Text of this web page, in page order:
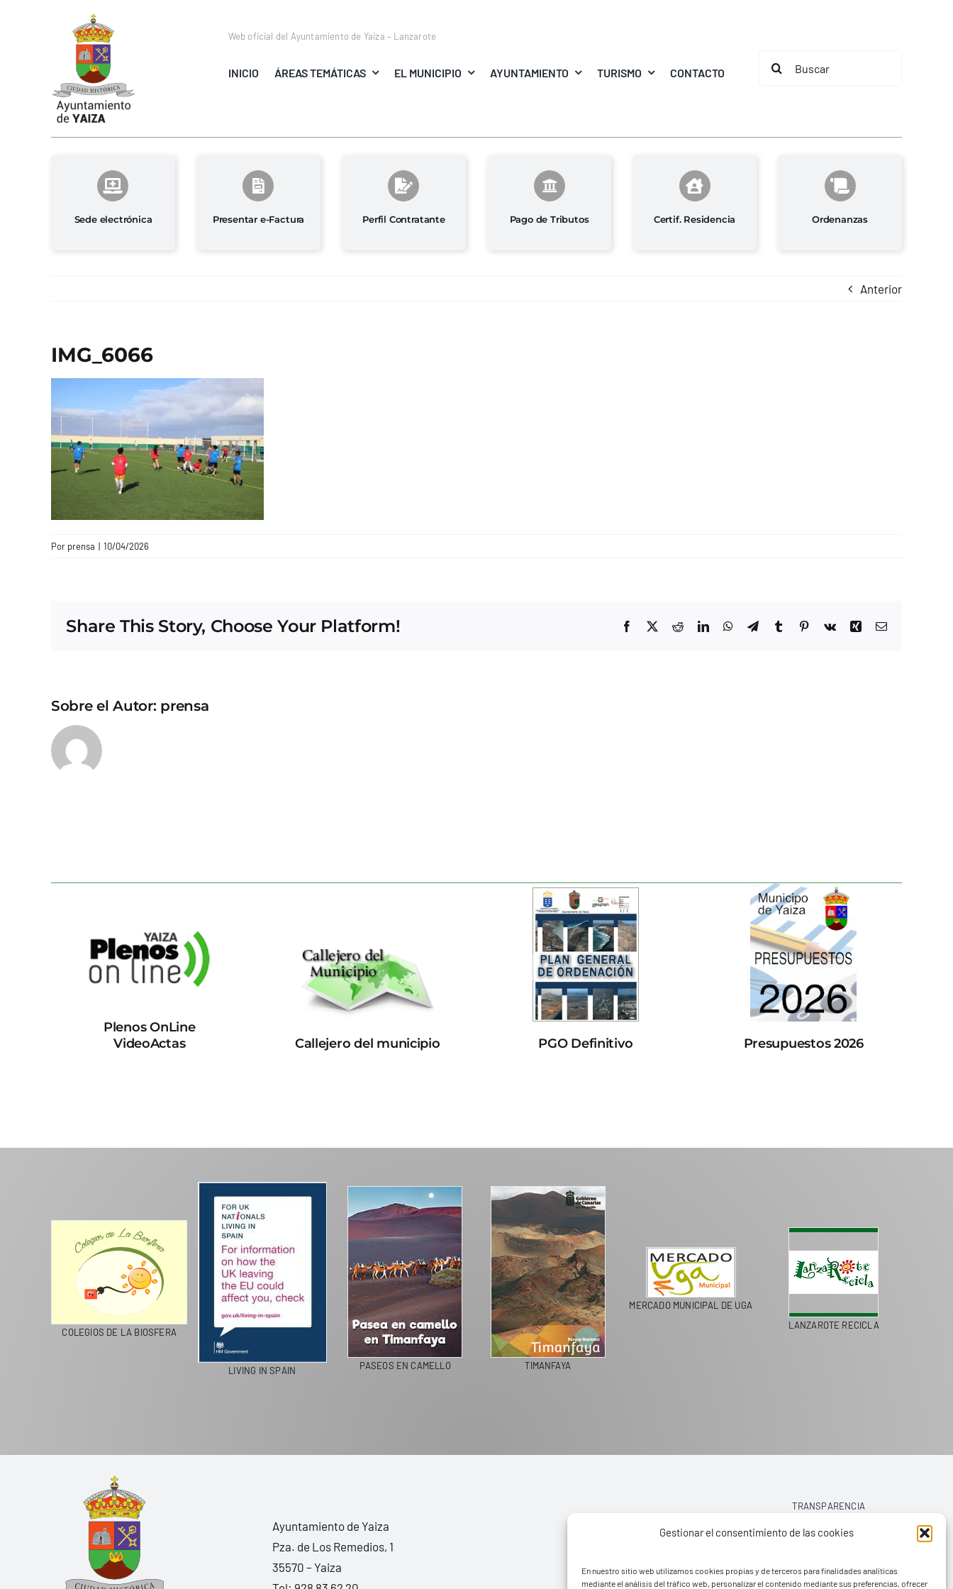
Gestionar el consentimiento de las cookies
En nuestro sitio web utilizamos cookies propias y de terceros para finalidades analíticas
mediante el análisis del tráfico web, personalizar el contenido mediante sus preferencias, ofrecer
Web oficial del Ayuntamiento de Yaiza – Lanzarote
INICIO ÁREAS TEMÁTICAS EL MUNICIPIO AYUNTAMIENTO TURISMO CONTACTO
Buscar:
Sede electrónica Presentar e-Factura Perfil Contratante Pago de Tributos Certif. Residencia Ordenanzas
Anterior
IMG_6066
Por prensa | 10/04/2026
Share This Story, Choose Your Platform! Facebook
X RedditLinkedInWhatsApp
TelegramTumblrPinterest
Vk Xing Correo
Sobre el Autor: prensa
Plenos OnLine
VideoActas
Callejero del municipio PGO Definitivo Presupuestos 2026
COLEGIOS DE LA BIOSFERA
LIVING IN SPAIN PASEOS EN CAMELLO TIMANFAYA
MERCADO MUNICIPAL DE UGA
LANZAROTE RECICLA
Ayuntamiento de Yaiza
Pza. de Los Remedios, 1
35570 – Yaiza
TRANSPARENCIA
AVISO LEGAL
POLÍTICA DE PRIVACIDAD